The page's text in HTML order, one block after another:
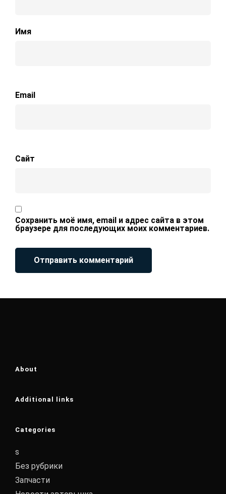
Имя
Email
Сайт
Сохранить моё имя, email и адрес сайта в этом
браузере для последующих моих комментариев.
About
Additional links
Categories
s
Без рубрики
Запчасти